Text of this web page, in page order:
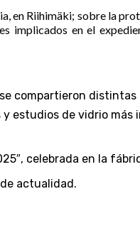
en Riihimäki; sobre la
implicados en el
compartieron
estudios de vidrio
celebrada en la
actualidad.